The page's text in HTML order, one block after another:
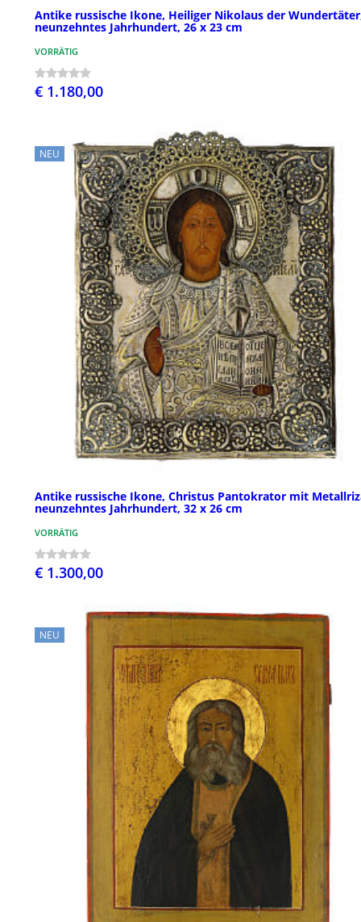
Antike russische Ikone, Heiliger Nikolaus der
neunzehntes Jahrhundert, 26 x 23 cm
VORRÄTIG
€ 1.180,00
NEU
Antike russische Ikone, Christus Pantokrator mit
neunzehntes Jahrhundert, 32 x 26 cm
VORRÄTIG
€ 1.300,00
NEU